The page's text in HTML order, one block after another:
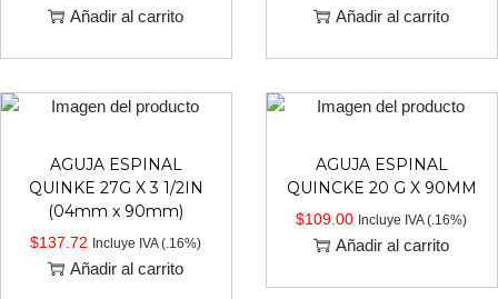
Añadir al carrito Añadir al carrito
AGUJA ESPINAL
QUINKE 27G X 3 1/2IN
(04mm x 90mm)
$137.72 Incluye IVA (.16%)
Añadir al carrito
AGUJA ESPINAL
QUINCKE 20 G X 90MM
$109.00 Incluye IVA (.16%)
Añadir al carrito